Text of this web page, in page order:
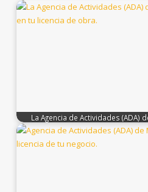
La Agencia de Actividades (ADA)